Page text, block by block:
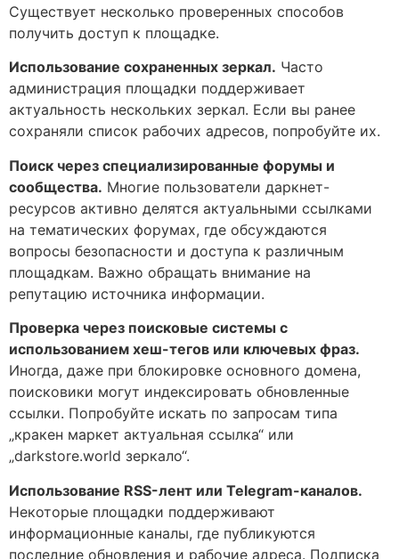
Существует несколько проверенных способов
получить доступ к площадке.
Использование сохраненных зеркал. Часто
администрация площадки поддерживает
актуальность нескольких зеркал. Если вы ранее
сохраняли список рабочих адресов, попробуйте их.
Поиск через специализированные форумы и
сообщества. Многие пользователи даркнет-
ресурсов активно делятся актуальными ссылками
на тематических форумах, где обсуждаются
вопросы безопасности и доступа к различным
площадкам. Важно обращать внимание на
репутацию источника информации.
Проверка через поисковые системы с
использованием хеш-тегов или ключевых фраз.
Иногда, даже при блокировке основного домена,
поисковики могут индексировать обновленные
ссылки. Попробуйте искать по запросам типа
„кракен маркет актуальная ссылка“ или
„darkstore.world зеркало“.
Использование RSS-лент или Telegram-каналов.
Некоторые площадки поддерживают
информационные каналы, где публикуются
последние обновления и рабочие адреса. Подписка